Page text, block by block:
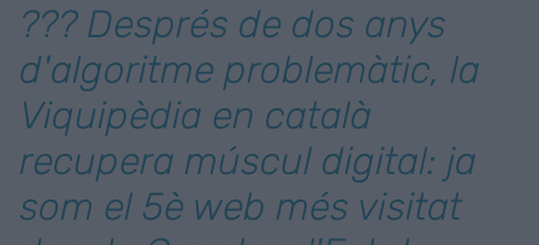
??? Després de dos anys
d'algoritme problemàtic, la
Viquipèdia en català
recupera múscul digital: ja
som el 5è web més visitat